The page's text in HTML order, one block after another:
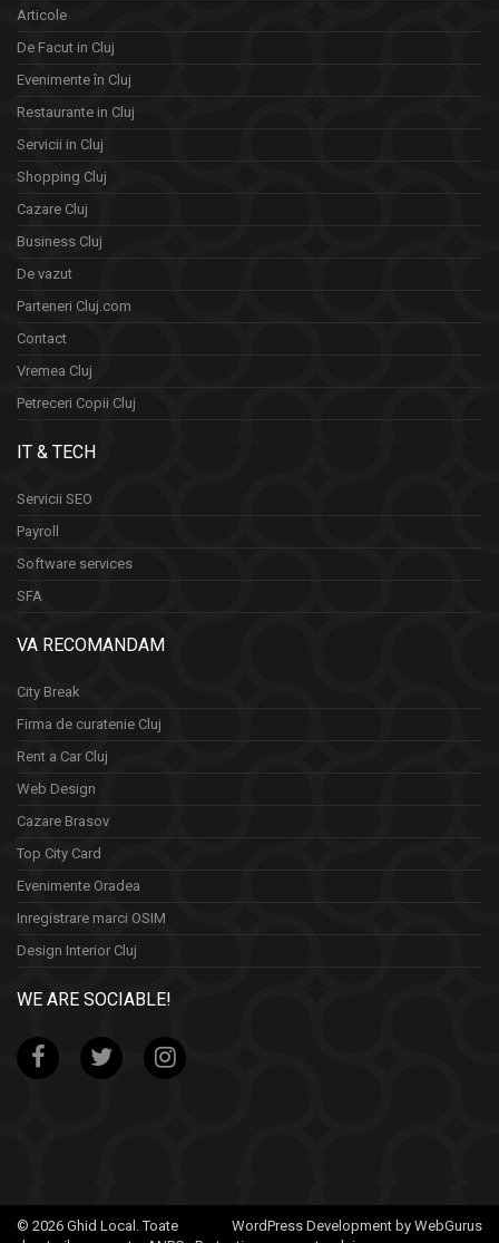
Articole
De Facut in Cluj
Evenimente în Cluj
Restaurante in Cluj
Servicii in Cluj
Shopping Cluj
Cazare Cluj
Business Cluj
De vazut
Parteneri Cluj.com
Contact
Vremea Cluj
Petreceri Copii Cluj
IT & TECH
Servicii SEO
Payroll
Software services
SFA
VA RECOMANDAM
City Break
Firma de curatenie Cluj
Rent a Car Cluj
Web Design
Cazare Brasov
Top City Card
Evenimente Oradea
Inregistrare marci OSIM
Design Interior Cluj
WE ARE SOCIABLE!
WordPress Development by WebGurus
© 2026 Ghid Local. Toate